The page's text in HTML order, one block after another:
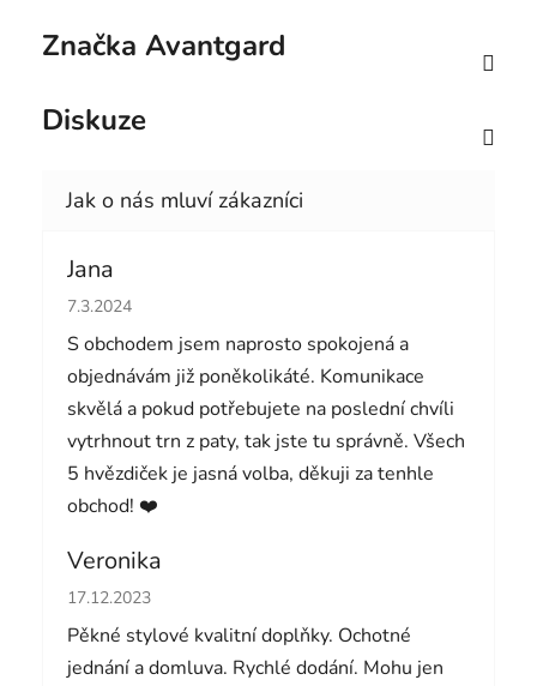
Značka Avantgard
Diskuze
Jana
Hodnocení obchodu je 5 z 5 hvězdiček.
7.3.2024
S obchodem jsem naprosto spokojená a
objednávám již poněkolikáté. Komunikace
skvělá a pokud potřebujete na poslední chvíli
vytrhnout trn z paty, tak jste tu správně. Všech
5 hvězdiček je jasná volba, děkuji za tenhle
obchod! ❤️
Veronika
Hodnocení obchodu je 5 z 5 hvězdiček.
17.12.2023
Pěkné stylové kvalitní doplňky. Ochotné
jednání a domluva. Rychlé dodání. Mohu jen